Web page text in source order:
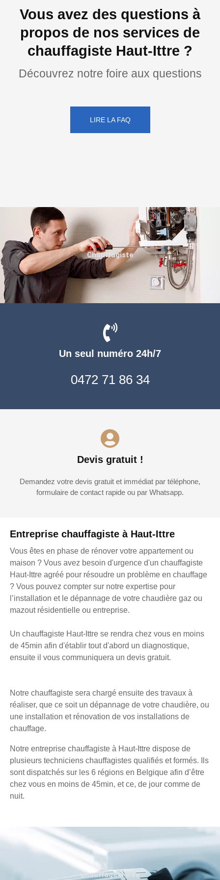
Vous avez des questions à
propos de nos services de
chauffagiste Haut-Ittre ?
Découvrez notre foire aux questions
LIRE LA FAQ
Entreprise chauffagiste à Haut-Ittre
Vous êtes en phase de rénover votre appartement ou
maison ? Vous avez besoin d'urgence d'un chauffagiste
Haut-Ittre agréé pour résoudre un problème en chauffage
? Vous pouvez compter sur notre expertise pour
l’installation et le dépannage de votre chaudière gaz ou
mazout résidentielle ou entreprise.
Un chauffagiste Haut-Ittre se rendra chez vous en moins
de 45min afin d'établir tout d'abord un diagnostique,
ensuite il vous communiquera un devis gratuit.
Notre chauffagiste sera chargé ensuite des travaux à
réaliser, que ce soit un dépannage de votre chaudière, ou
une installation et rénovation de vos installations de
chauffage.
Notre entreprise chauffagiste à Haut-Ittre dispose de
plusieurs techniciens chauffagistes qualifiés et formés. Ils
sont dispatchés sur les 6 régions en Belgique afin d’être
chez vous en moins de 45min, et ce, de jour comme de
nuit.
Un seul numéro 24h/7
0472 71 86 34
Devis gratuit !
Demandez votre devis gratuit et immédiat par téléphone,
formulaire de contact rapide ou par Whatsapp.
Chauffagiste
Chauffage agréé